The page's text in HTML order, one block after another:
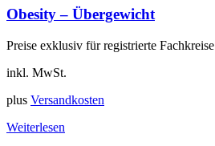
Obesity – Übergewicht
Preise exklusiv für registrierte Fachkreise
inkl. MwSt.
plus Versandkosten
Weiterlesen